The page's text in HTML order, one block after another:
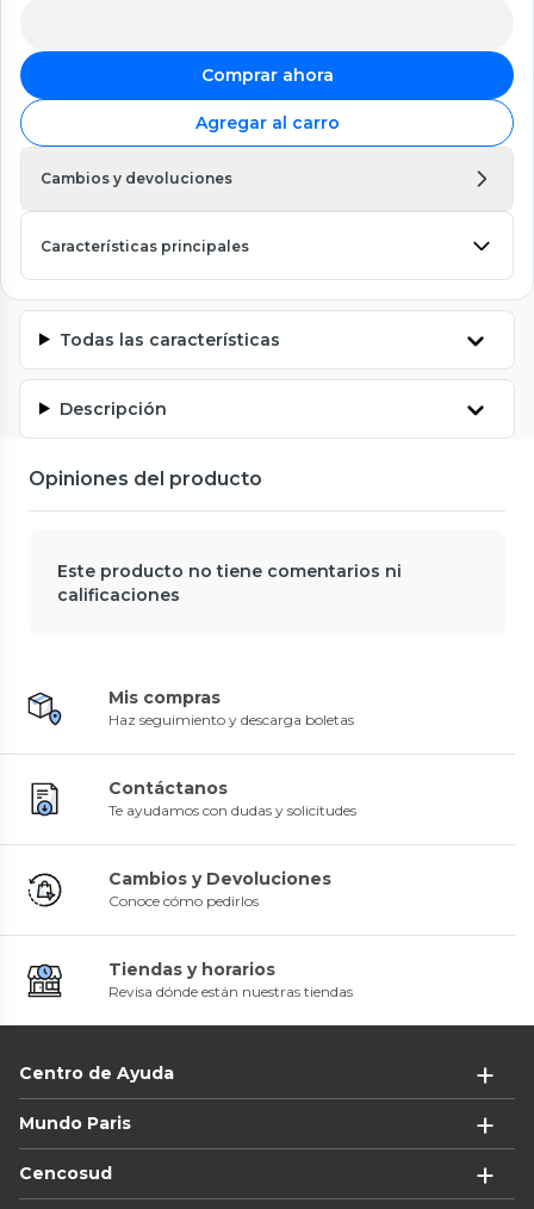
Comprar ahora
Agregar al carro
Cambios y devoluciones
Características principales
Todas las características
Descripción
Opiniones del producto
Este producto no tiene comentarios ni
calificaciones
Mis compras
Haz seguimiento y descarga boletas
Contáctanos
Te ayudamos con dudas y solicitudes
Cambios y Devoluciones
Conoce cómo pedirlos
Tiendas y horarios
Revisa dónde están nuestras tiendas
Centro de Ayuda
Mundo Paris
Cencosud